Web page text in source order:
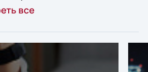
все